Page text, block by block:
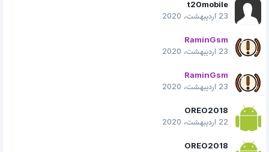
t20mobile
23 اردیبهشت، 2020
RaminGsm
23 اردیبهشت، 2020
RaminGsm
23 اردیبهشت، 2020
OREO2018
22 اردیبهشت، 2020
OREO2018